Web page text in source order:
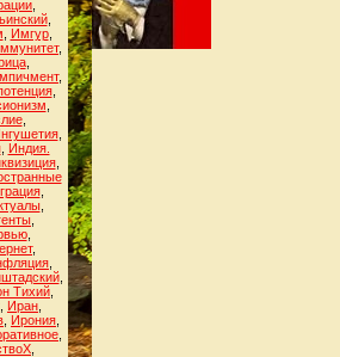
,
Имгур,
,
,
,
,
,
,
, Индия.
,
,
,
,
,
,
Тихий
Иран
Ирония